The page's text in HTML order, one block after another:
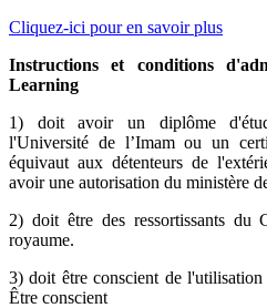
Cliquez-ici pour en savoir plus
Instructions et conditions
Learning
1) doit avoir un diplôme
l'Université de l’Imam ou un
équivaut aux détenteurs de
avoir une autorisation du ministère
2) doit être des ressortissants du
royaume.
3) doit être conscient de
Être conscient